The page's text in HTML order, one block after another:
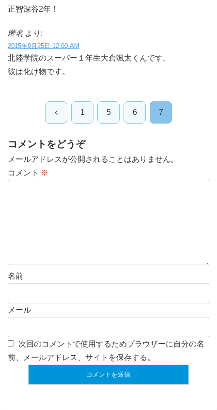
正智深谷2年！
匿名 より:
2015年9月25日 12:00 AM
北陸学院のスーパー１年生大倉颯太くんです。
彼は化け物です。
前 1 5 6 7
コメントをどうぞ
メールアドレスが公開されることはありません。
コメント ※
名前
メール
次回のコメントで使用するためブラウザーに自分の名
前、メールアドレス、サイトを保存する。